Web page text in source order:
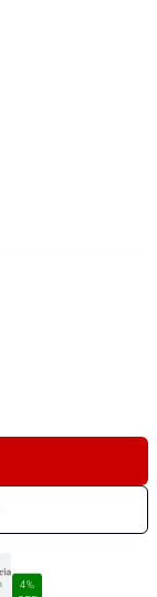
4%